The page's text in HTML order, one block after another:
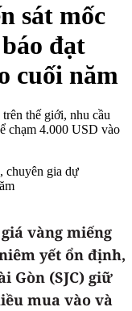
sát mốc
đạt
cuối năm
thế giới, nhu cầu
chạm 4.000 USD vào
vàng miếng
yết ổn định,
Gòn (SJC) giữ
mua vào và